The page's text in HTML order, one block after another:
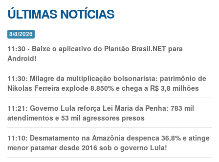
ÚLTIMAS NOTÍCIAS
8/8/2026
11:30 - Baixe o aplicativo do Plantão Brasil.NET para
Android!
11:30: Milagre da multiplicação bolsonarista: patrimônio de
Nikolas Ferreira explode 8.850% e chega a R$ 3,8 milhões
11:21: Governo Lula reforça Lei Maria da Penha: 783 mil
atendimentos e 53 mil agressores presos
11:10: Desmatamento na Amazônia despenca 36,8% e atinge
menor patamar desde 2016 sob o governo Lula!